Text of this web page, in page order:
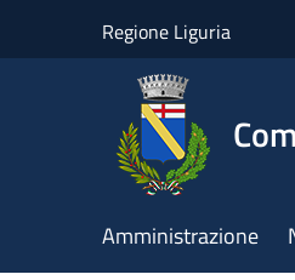
Regione Liguria
Amministrazione